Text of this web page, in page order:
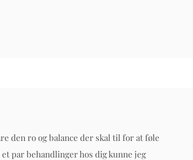
den ro og balance der skal til for at føle
par behandlinger hos dig kunne jeg